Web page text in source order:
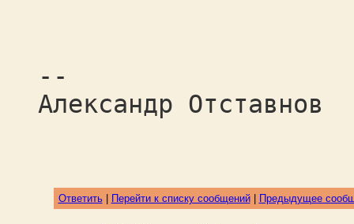
--
Александр Отставнов
Ответить| Перейти к списку сообщений| Предыдущее